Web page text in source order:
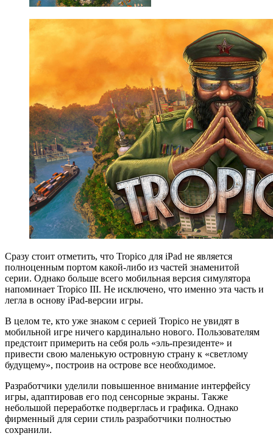
Сразу стоит отметить, что Tropico для iPad не является
полноценным портом какой-либо из частей знаменитой
серии. Однако больше всего мобильная версия симулятора
напоминает Tropico III. Не исключено, что именно эта часть и
легла в основу iPad-версии игры.
В целом те, кто уже знаком с серией Tropico не увидят в
мобильной игре ничего кардинально нового. Пользователям
предстоит примерить на себя роль «эль-президенте» и
привести свою маленькую островную страну к «светлому
будущему», построив на острове все необходимое.
Разработчики уделили повышенное внимание интерфейсу
игры, адаптировав его под сенсорные экраны. Также
небольшой переработке подверглась и графика. Однако
фирменный для серии стиль разработчики полностью
сохранили.